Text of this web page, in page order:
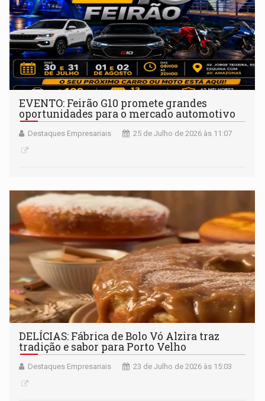
EVENTO: Feirão G10 promete grandes
oportunidades para o mercado automotivo
Destaques Empresariais 25 de Julho de 2026 às 11:07
DELÍCIAS: Fábrica de Bolo Vó Alzira traz
tradição e sabor para Porto Velho
Destaques Empresariais 23 de Julho de 2026 às 15:03